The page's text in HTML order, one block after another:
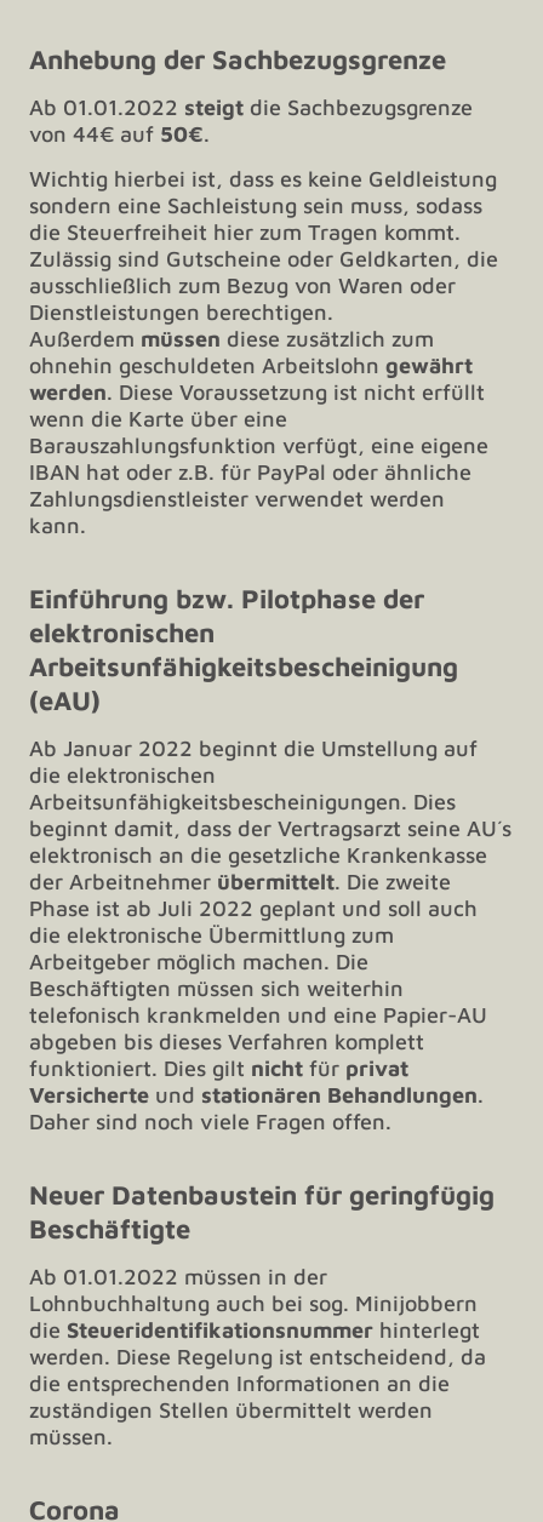
Anhebung der Sachbezugsgrenze
Ab 01.01.2022 steigt die Sachbezugsgrenze
von 44€ auf 50€.
Wichtig hierbei ist, dass es keine Geldleistung
sondern eine Sachleistung sein muss, sodass
die Steuerfreiheit hier zum Tragen kommt.
Zulässig sind Gutscheine oder Geldkarten, die
ausschließlich zum Bezug von Waren oder
Dienstleistungen berechtigen.
Außerdem müssen diese zusätzlich zum
ohnehin geschuldeten Arbeitslohngewährt
werden. Diese Voraussetzung ist nicht erfüllt
wenn die Karte über eine
Barauszahlungsfunktion verfügt, eine eigene
IBAN hat oder z.B. für PayPal oder ähnliche
Zahlungsdienstleister verwendet werden
kann.
Einführung bzw. Pilotphase der
elektronischen
Arbeitsunfähigkeitsbescheinigung
(eAU)
Ab Januar 2022 beginnt die Umstellung auf
die elektronischen
Arbeitsunfähigkeitsbescheinigungen. Dies
beginnt damit, dass der Vertragsarzt seine AU´s
elektronisch an die gesetzliche Krankenkasse
der Arbeitnehmer übermittelt. Die zweite
Phase ist ab Juli 2022 geplant und soll auch
die elektronische Übermittlung zum
Arbeitgeber möglich machen. Die
Beschäftigten müssen sich weiterhin
telefonisch krankmelden und eine Papier-AU
abgeben bis dieses Verfahren komplett
funktioniert. Dies gilt nichtfür privat
Versicherte und stationären Behandlungen.
Daher sind noch viele Fragen offen.
Neuer Datenbaustein für geringfügig
Beschäftigte
Ab 01.01.2022 müssen in der
Lohnbuchhaltung auch bei sog. Minijobbern
die Steueridentifikationsnummer hinterlegt
werden. Diese Regelung ist entscheidend, da
die entsprechenden Informationen an die
zuständigen Stellen übermittelt werden
müssen.
Corona